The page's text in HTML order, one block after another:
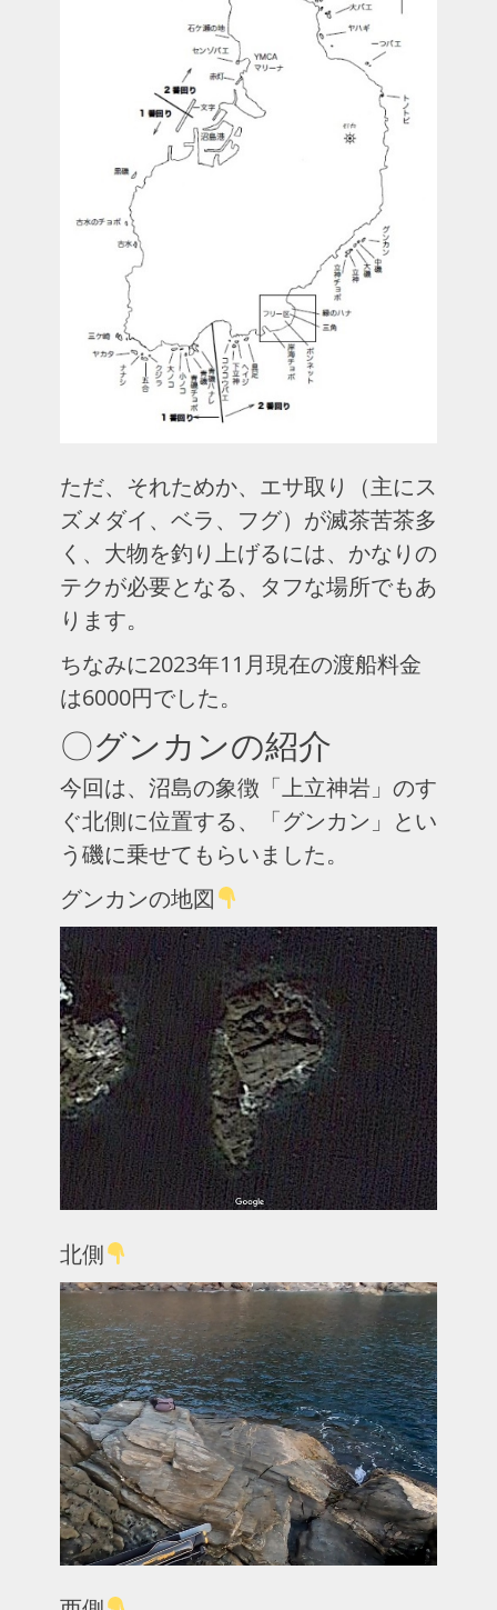
ただ、それためか、エサ取り（主にス
ズメダイ、ベラ、フグ）が滅茶苦茶多
く、大物を釣り上げるには、かなりの
テクが必要となる、タフな場所でもあ
ります。
ちなみに2023年11月現在の渡船料金
は6000円でした。
〇グンカンの紹介
今回は、沼島の象徴「上立神岩」のす
ぐ北側に位置する、「グンカン」とい
う磯に乗せてもらいました。
グンカンの地図
北側